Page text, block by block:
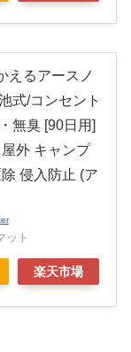
えるアースノ
式/コンセント
無臭 [90日用]
外 キャンプ
侵入防止 (ア
ット
楽天市場